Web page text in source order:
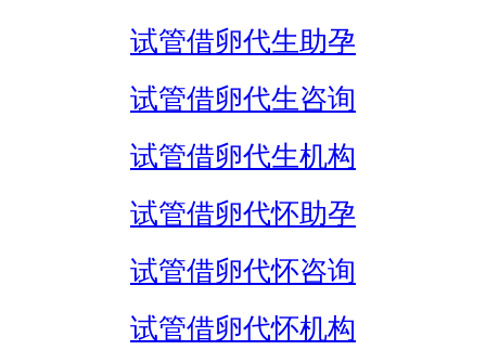
试管借卵代生助孕
试管借卵代生咨询
试管借卵代生机构
试管借卵代怀助孕
试管借卵代怀咨询
试管借卵代怀机构